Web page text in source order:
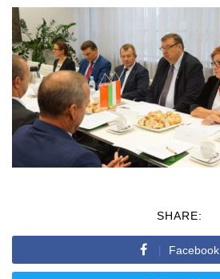
SHARE:
Facebook